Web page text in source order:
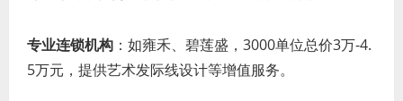
专业连锁机构 ：如雍禾、碧莲盛，3000单位总价3万-4.
5万元，提供艺术发际线设计等增值服务。